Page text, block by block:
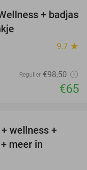
34%
+ badjas
9.7 star
Regulier €98,50
€65
33%
wellness +
meer in